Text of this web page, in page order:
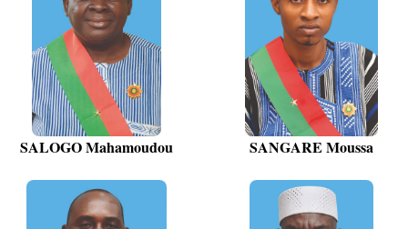
SALOGO Mahamoudou SANGARE Moussa